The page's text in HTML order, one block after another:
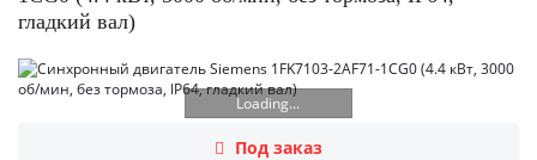
гладкий вал)
Loading...
Под заказ